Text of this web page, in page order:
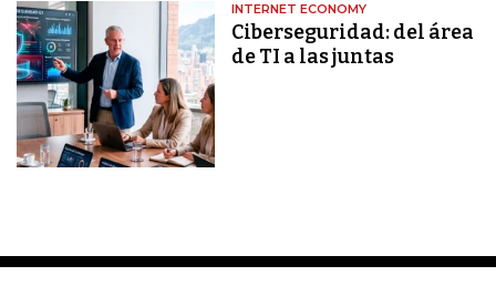
INTERNET ECONOMY
Ciberseguridad: del área
de TI a las juntas